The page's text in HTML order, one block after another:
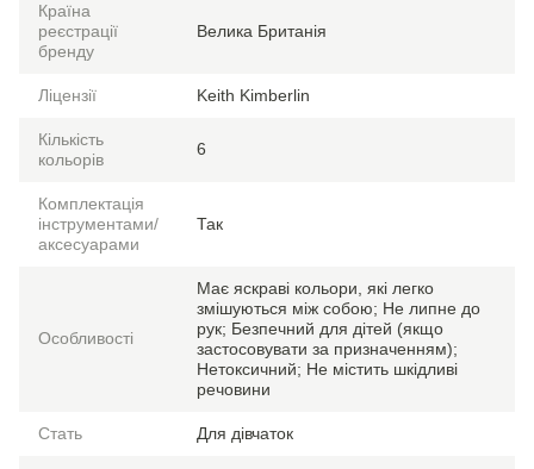
Країна
реєстрації
бренду
Велика Британія
Ліцензії Keith Kimberlin
Кількість
кольорів
6
Комплектація
інструментами/
аксесуарами
Так
Особливості
Має яскраві кольори, які легко
змішуються між собою; Не липне до
рук; Безпечний для дітей (якщо
застосовувати за призначенням);
Нетоксичний; Не містить шкідливі
речовини
Стать Для дівчаток